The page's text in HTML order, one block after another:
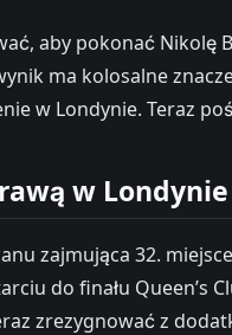
aby pokonać
ma kolosalne
w Londynie. Teraz
w Londynie
zajmująca 32.
do finału Queen’s
zrezygnować z